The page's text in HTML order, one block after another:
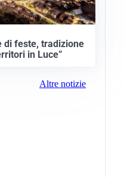
di feste, tradizione
in Luce”
Altre notizie